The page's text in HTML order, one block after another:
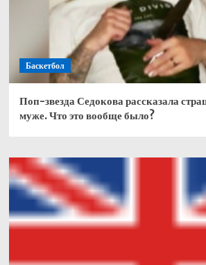
Баскетбол
Поп-звезда Седокова рассказала
муже. Что это вообще было?